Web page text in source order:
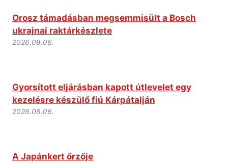
Orosz támadásban megsemmisült a Bosch
ukrajnai raktárkészlete
2026.08.06.
Gyorsított eljárásban kapott útlevelet egy
kezelésre készülő fiú Kárpátalján
2026.08.06.
A Japánkert őrzője